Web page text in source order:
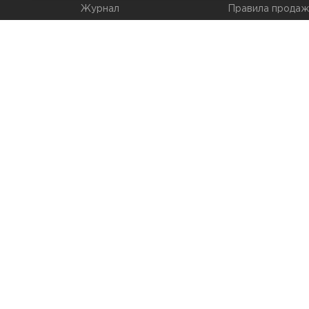
Журнал Правила